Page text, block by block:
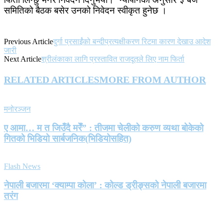
समितिको बैठक बसेर उनको निवेदन स्वीकृत हुनेछ ।
Previous Articleदुर्गा प्रसाईंको बन्दीप्रत्यक्षीकरण रिटमा कारण देखाउ आदेश
जारी
Next Articleश्रीलंकाका लागि प्रस्तावित राजदूतले लिए नाम फिर्ता
RELATED ARTICLESMORE FROM AUTHOR
मनोरञ्जन
ए आमा… म त जिउँदै मरेँ” : तीजमा चेलीको करुण व्यथा बोकेको
गितको भिडियो सार्बजनिक(भिडियोसहित)
Flash News
नेपाली बजारमा ‘क्याम्पा कोला’ : कोल्ड ड्रीङ्सको नेपाली बजारमा
तरंग